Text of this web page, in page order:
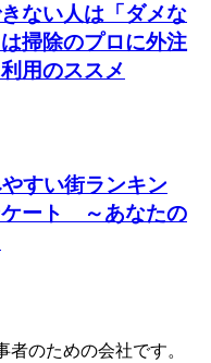
ない人は「ダメな
掃除のプロに外注
用のススメ
すい街ランキン
ート ～あなたの
のための会社です。